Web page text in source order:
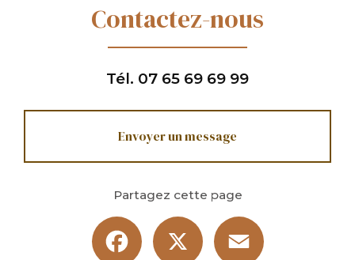
Contactez-nous
Tél. 07 65 69 69 99
Envoyer un message
Partagez cette page
Facebook